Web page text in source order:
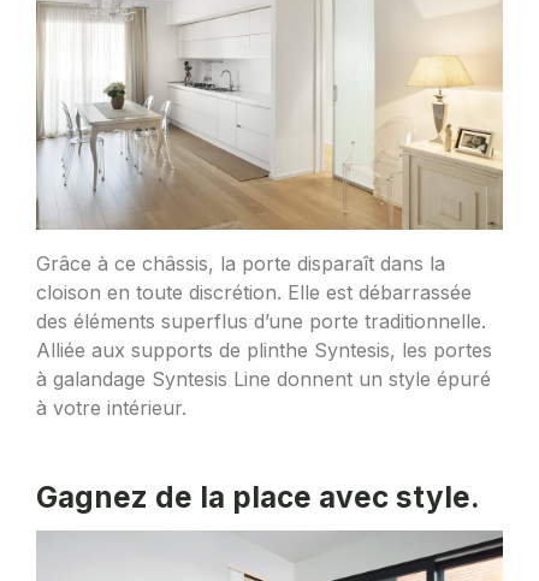
Grâce à ce châssis, la porte disparaît dans la
cloison en toute discrétion. Elle est débarrassée
des éléments superflus d’une porte traditionnelle.
Alliée aux supports de plinthe Syntesis, les portes
à galandage Syntesis Line donnent un style épuré
à votre intérieur.
Gagnez de la place avec style.